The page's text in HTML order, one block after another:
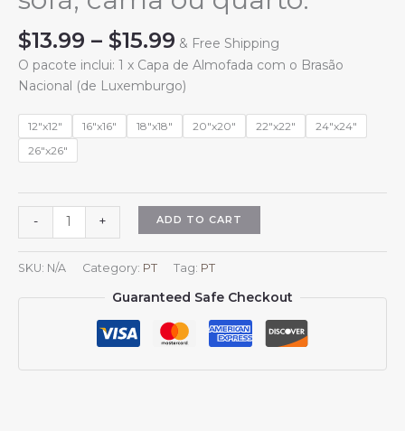
$13.99 – $15.99 Price
range:
$13.99
through
$15.99
& Free Shipping
O pacote inclui: 1 x Capa de Almofada com o Brasão
Nacional (de Luxemburgo)
12"x12" 16"x16" 18"x18" 20"x20" 22"x22"
24"x24"
26"x26"
-
de
almofada
quadradas
com
+ ADD TO CART
SKU: N/A Category: PT Tag: PT
Guaranteed Safe Checkout